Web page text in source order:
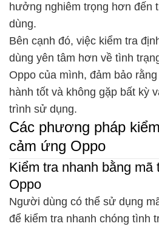
hưởng nghiêm trọng hơn đến
dùng.
Bên cạnh đó, việc kiểm tra
dùng yên tâm hơn về tình
Oppo của mình, đảm bảo
hành tốt và không gặp bất kỳ
trình sử dụng.
Các phương pháp
cảm ứng Oppo
Kiểm tra nhanh bằng mã
Oppo
Người dùng có thể sử dụng
để kiểm tra nhanh chóng tình